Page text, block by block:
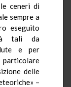
ceneri di
sempre a
eseguito
tali da
e per
delle
–